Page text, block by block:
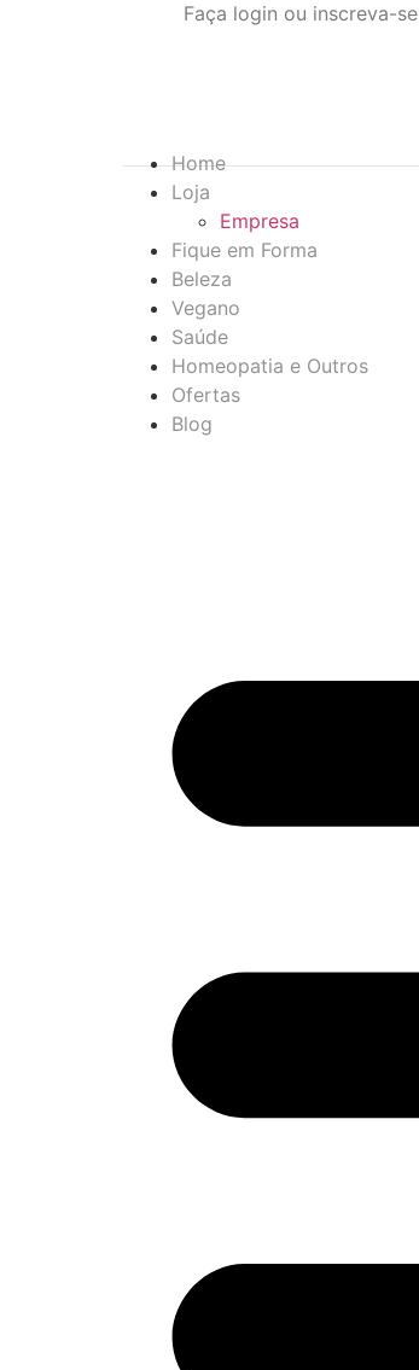
Faça login ou inscreva-se
Home
Loja
Empresa
Fique em Forma
Beleza
Vegano
Saúde
Homeopatia e Outros
Ofertas
Blog